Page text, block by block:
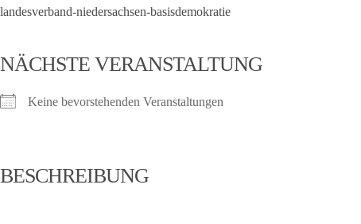
landesverband-niedersachsen-basisdemokratie
NÄCHSTE VERANSTALTUNG
Keine bevorstehenden Veranstaltungen
BESCHREIBUNG